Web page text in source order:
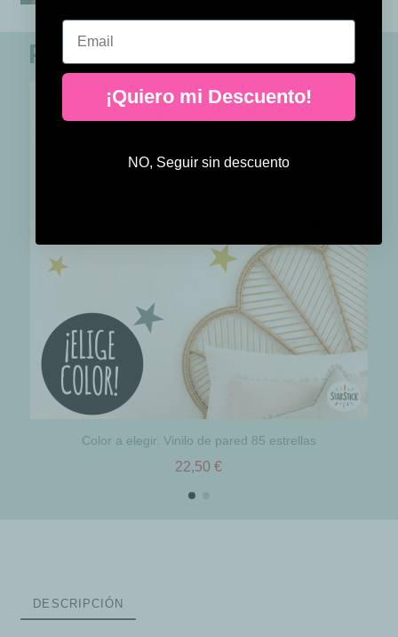
Perfecto para conjuntar
Color a elegir. Vinilo de pared 85 estrellas
22,50 €
DESCRIPCIÓN
Email
¡Quiero mi Descuento!
NO, Seguir sin descuento